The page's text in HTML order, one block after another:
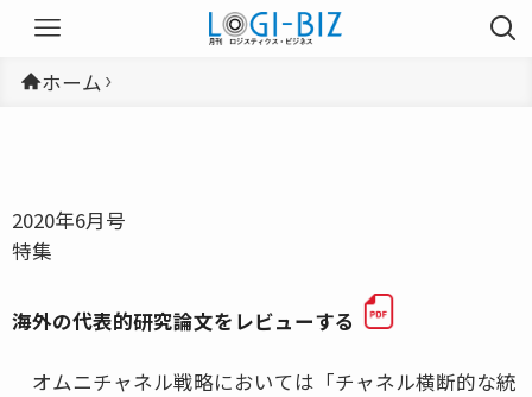
ホーム
2020年6月号
特集
海外の代表的研究論文をレビューする
オムニチャネル戦略においては「チャネル横断的な統